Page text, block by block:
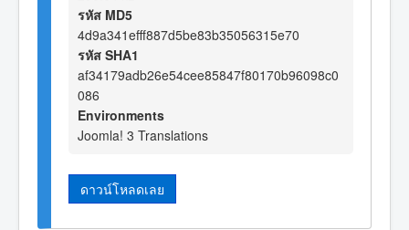
รหัส MD5
4d9a341efff887d5be83b35056315e70
รหัส SHA1
af34179adb26e54cee85847f80170b96098c0
086
Environments
Joomla! 3 Translations
ดาวน์โหลดเลย